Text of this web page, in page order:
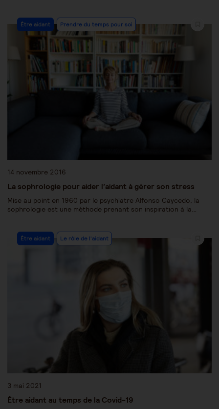
Être aidant Prendre du temps pour soi
14 novembre 2016
La sophrologie pour aider l’aidant à gérer son stress
Mise au point en 1960 par le psychiatre Alfonso Caycedo, la
sophrologie est une méthode prenant son inspiration à la…
Être aidant Le rôle de l'aidant
3 mai 2021
Être aidant au temps de la Covid-19